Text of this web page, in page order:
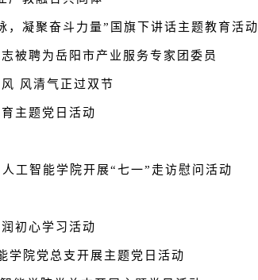
，凝聚奋斗力量”国旗下讲话主题教育活动
被聘为岳阳市产业服务专家团委员
风清气正过双节
主题党日活动
工智能学院开展“七一”走访慰问活动
初心学习活动
学院党总支开展主题党日活动